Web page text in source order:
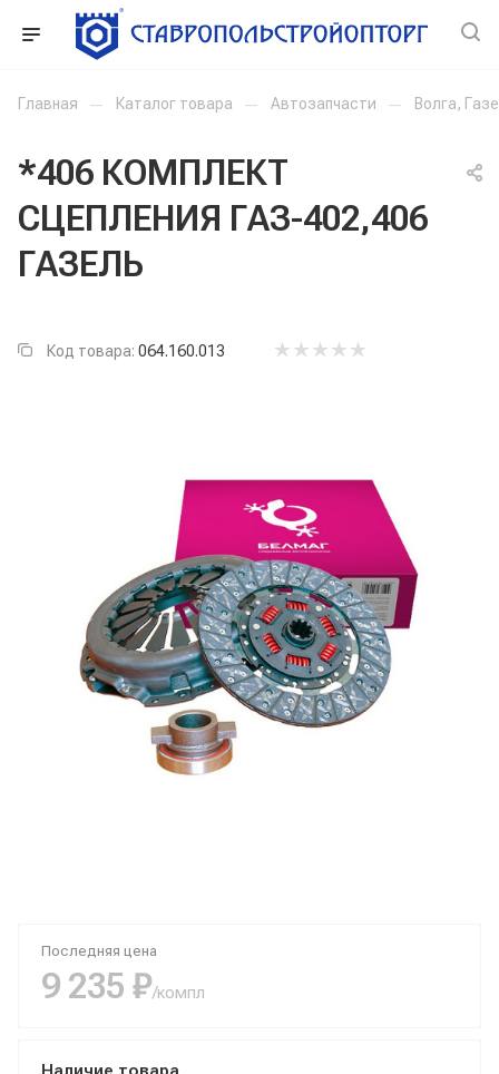
Главная — Каталог товара — Автозапчасти — Волга,
*406 КОМПЛЕКТ
СЦЕПЛЕНИЯ ГАЗ-402,406
ГАЗЕЛЬ
Код товара: 064.160.013
Последняя цена
9 235 ₽/компл